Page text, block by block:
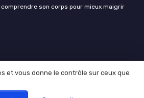
son corps pour mieux maigrir
et vous donne le contrôle sur ceux que